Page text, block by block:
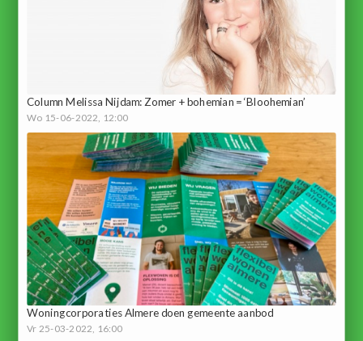
Column Melissa Nijdam: Zomer + bohemian = ‘Bloohemian’
Wo 15-06-2022, 12:00
Woningcorporaties Almere doen gemeente aanbod
Vr 25-03-2022, 16:00